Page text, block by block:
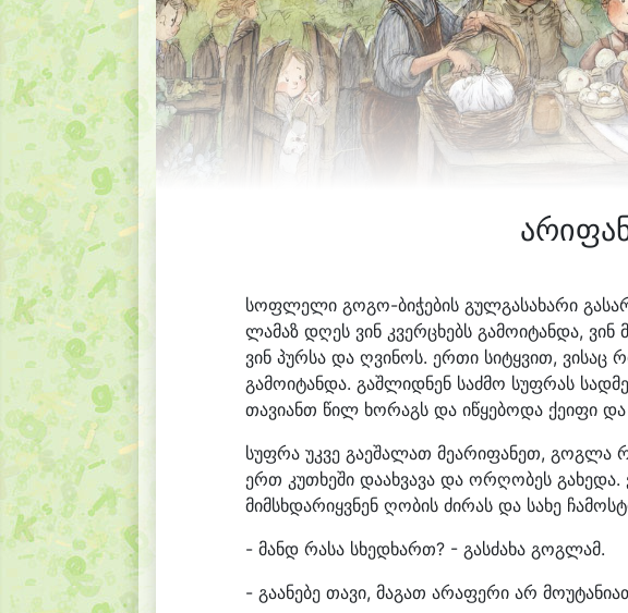
სოფლელი გოგო-ბიჭების გულგასახარი
ლამაზ დღეს ვინ კვერცხებს გამოიტანდა, ვინ
ვინ პურსა და ღვინოს. ერთი სიტყვით, ვისაც
გამოიტანდა. გაშლიდნენ საძმო სუფრას
თავიანთ წილ ხორაგს და იწყებოდა ქეიფი
სუფრა უკვე გაეშალათ მეარიფანეთ, გოგლა
ერთ კუთხეში დაახვავა და ორღობეს გახედა.
მიმსხდარიყვნენ ღობის ძირას და სახე
- მანდ რასა სხედხართ? - გასძახა გოგლამ.
- გაანებე თავი, მაგათ არაფერი არ